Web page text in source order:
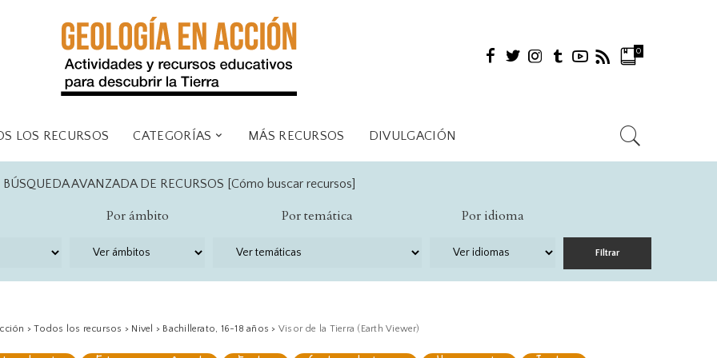
0
LOS RECURSOS CATEGORÍAS
6-11 años
Ámbitos
Campo
Temáticas
Fósiles
Geomorfología
Inglés
MÁS RECURSOS DIVULGACIÓN
Ámbitos
Aula
Campo
Virtual
Temáticas
Clima y medioambiente
Fósiles
Geología planetaria
Geomorfología
Geoquímica
Volcanes y terremotos
Multilingüe
BÚSQUEDA AVANZADA DE RECURSOS [Cómo buscar recursos]
Por ámbito Por temática Por idioma
>Todos los recursos > Nivel > Bachillerato, 16-18 años > Visor de la Tierra (Earth Viewer)